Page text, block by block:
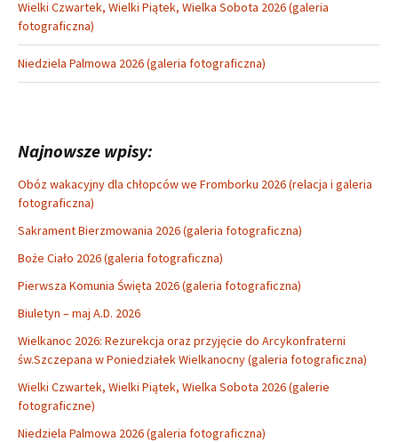
Wielki Czwartek, Wielki Piątek, Wielka Sobota 2026 (galeria
fotograficzna)
Niedziela Palmowa 2026 (galeria fotograficzna)
Najnowsze wpisy:
Obóz wakacyjny dla chłopców we Fromborku 2026 (relacja i galeria
fotograficzna)
Sakrament Bierzmowania 2026 (galeria fotograficzna)
Boże Ciało 2026 (galeria fotograficzna)
Pierwsza Komunia Święta 2026 (galeria fotograficzna)
Biuletyn – maj A.D. 2026
Wielkanoc 2026: Rezurekcja oraz przyjęcie do Arcykonfraterni
św.Szczepana w Poniedziałek Wielkanocny (galeria fotograficzna)
Wielki Czwartek, Wielki Piątek, Wielka Sobota 2026 (galerie
fotograficzne)
Niedziela Palmowa 2026 (galeria fotograficzna)